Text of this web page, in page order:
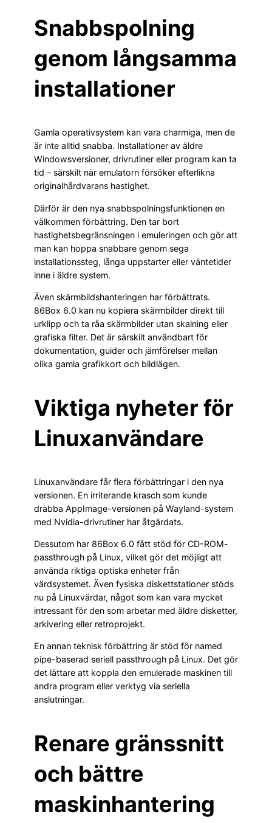
Snabbspolning
genom långsamma
installationer
Gamla operativsystem kan vara charmiga, men de
är inte alltid snabba. Installationer av äldre
Windowsversioner, drivrutiner eller program kan ta
tid – särskilt när emulatorn försöker efterlikna
originalhårdvarans hastighet.
Därför är den nya snabbspolningsfunktionen en
välkommen förbättring. Den tar bort
hastighetsbegränsningen i emuleringen och gör att
man kan hoppa snabbare genom sega
installationssteg, långa uppstarter eller väntetider
inne i äldre system.
Även skärmbildshanteringen har förbättrats.
86Box 6.0 kan nu kopiera skärmbilder direkt till
urklipp och ta råa skärmbilder utan skalning eller
grafiska filter. Det är särskilt användbart för
dokumentation, guider och jämförelser mellan
olika gamla grafikkort och bildlägen.
Viktiga nyheter för
Linuxanvändare
Linuxanvändare får flera förbättringar i den nya
versionen. En irriterande krasch som kunde
drabba AppImage-versionen på Wayland-system
med Nvidia-drivrutiner har åtgärdats.
Dessutom har 86Box 6.0 fått stöd för CD-ROM-
passthrough på Linux, vilket gör det möjligt att
använda riktiga optiska enheter från
värdsystemet. Även fysiska diskettstationer stöds
nu på Linuxvärdar, något som kan vara mycket
intressant för den som arbetar med äldre disketter,
arkivering eller retroprojekt.
En annan teknisk förbättring är stöd för named
pipe-baserad seriell passthrough på Linux. Det gör
det lättare att koppla den emulerade maskinen till
andra program eller verktyg via seriella
anslutningar.
Renare gränssnitt
och bättre
maskinhantering